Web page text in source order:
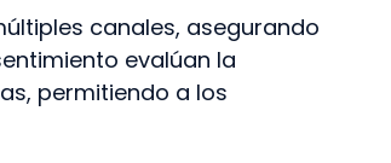
canales, asegurando
evalúan la
permitiendo a los